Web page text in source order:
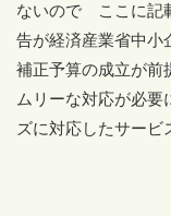
ないので ここに記
告が経済産業省中小
補正予算の成立が前
ムリーな対応が必
ズに対応したサービ